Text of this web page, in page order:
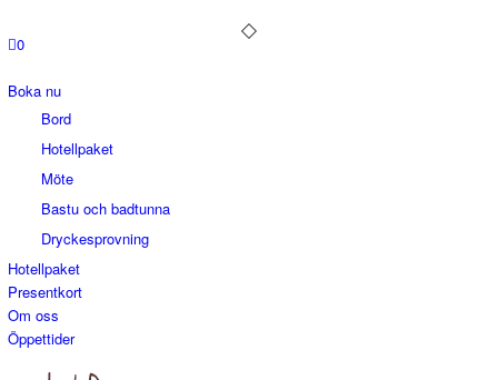
0
Boka nu
Bord
Hotellpaket
Möte
Bastu och badtunna
Dryckesprovning
Hotellpaket
Presentkort
Om oss
Öppettider